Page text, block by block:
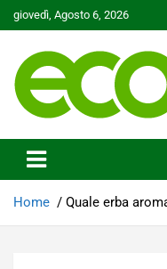
Skip
to
giovedì, Agosto 6, 2026
Ecoo.it
Home Quale erba